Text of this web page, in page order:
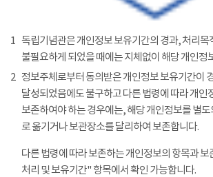
1 독립기념관은 개인정보 보유기간의 경과, 처리목
불필요하게 되었을 때에는 지체없이 해당 개인정
2 정보주체로부터 동의받은 개인정보 보유기간이
달성되었음에도 불구하고 다른 법령에 따라 개인
보존하여야 하는 경우에는, 해당 개인정보를 별
로 옮기거나 보관장소를 달리하여 보존합니다.
다른 법령에 따라 보존하는 개인정보의 항목과
처리 및 보유기간" 항목에서 확인 가능합니다.